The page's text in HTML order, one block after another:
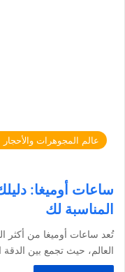
عالم المجوهرات والأحجار
ساعات أوميغا:
المناسبة لك
تُعد ساعات أوميغا من أكثر
العالم، حيث تجمع بين الدقة